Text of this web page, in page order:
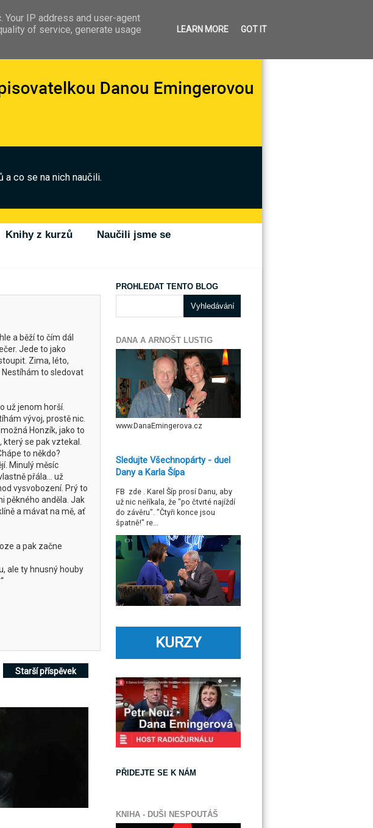
a co se na nich naučili.
Knihy z kurzů
Naučili jsme se
a běží to čím dál
Jede to jako
Zima, léto,
Nestíhám to sledovat
už jenom horší.
vývoj, prostě nic.
Honzík, jako to
který se pak vztekal.
to někdo?
Minulý měsíc
přála... už
vysvobození. Prý to
pěkného anděla. Jak
a mávat na mě, ať
a pak začne
ale ty hnusný houby
Starší příspěvek
PROHLEDAT TENTO BLOG
DANA A ARNOŠT LUSTIG
www.DanaEmingerova.cz
Sledujte Všechnopárty - duel
Dany a Karla Šípa
FB zde . Karel Šíp prosí Danu, aby
už nic neříkala, že "po čtvrté najíždí
do závěru". "Čtyři konce jsou
špatně!" re...
KURZY
PŘIDEJTE SE K NÁM
KNIHA - DUŠI NESPOUTÁŠ
IP address and user-agent
of service, generate usage
LEARN MORE GOT IT